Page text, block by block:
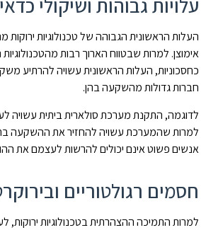
עלויות גבוהות ושיקולי
העלות הראשונית הגבוהה של טכנולוגיות
אימוצן. למרות שבטווח הארוך רבות
כחסכוניות, העלות הראשונית עשויה להרתיע
חברות גדולות מהשקעה בהן.
לדוגמה, התקנת מערכת סולארית ביתית עשויה
למרות שהמערכת עשויה להחזיר את ההשקעה
אנשים פשוט אינם יכולים להרשות לעצמם את
חסמים רגולטוריים
למרות התמיכה ההצהרתית בטכנולוגיות ירוקות,